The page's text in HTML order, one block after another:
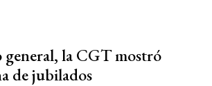
general, la CGT mostró
de jubilados